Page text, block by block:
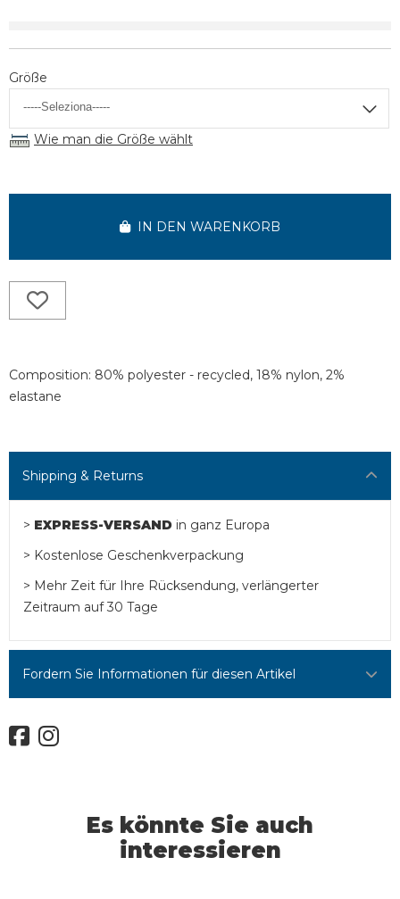
Größe
Wie man die Größe wählt
IN DEN WARENKORB
Composition: 80% polyester - recycled, 18% nylon, 2%
elastane
Shipping & Returns
> EXPRESS-VERSAND in ganz Europa
> Kostenlose Geschenkverpackung
> Mehr Zeit für Ihre Rücksendung, verlängerter
Zeitraum auf 30 Tage
Fordern Sie Informationen für diesen Artikel
Es könnte Sie auch
interessieren